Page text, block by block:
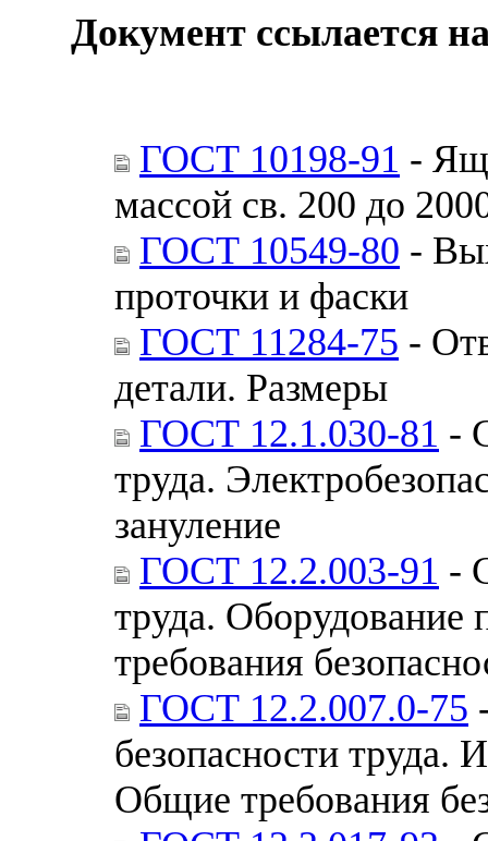
Документ ссылается
ГОСТ 10198-91 -
массой св. 200 до
ГОСТ 10549-80 -
проточки и фаски
ГОСТ 11284-75 -
детали. Размеры
ГОСТ 12.1.030-81 -
труда.
зануление
ГОСТ 12.2.003-91 -
труда. Оборудование
требования
ГОСТ 12.2.007.0-75
безопасности труда.
Общие требования